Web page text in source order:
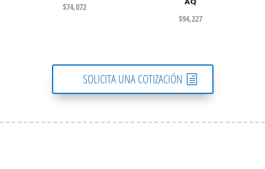
$74,072
$94,227
SOLICITA UNA COTIZACIÓN